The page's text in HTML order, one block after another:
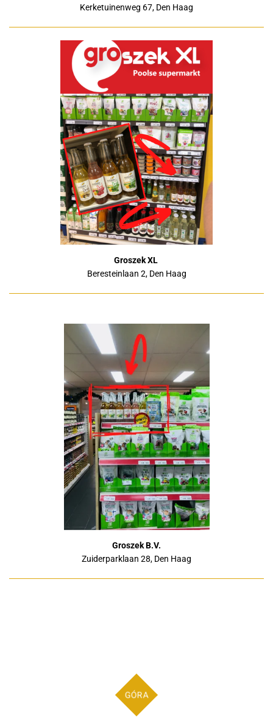
Kerketuinenweg 67, Den Haag
Groszek XL
Beresteinlaan 2, Den Haag
Groszek B.V.
Zuiderparklaan 28, Den Haag
GÓRA